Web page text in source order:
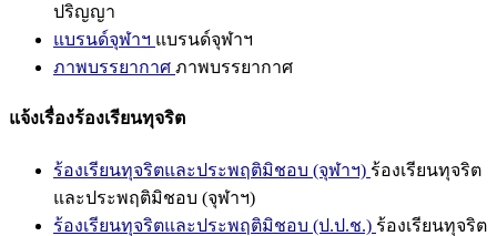
ปริญญา
แบรนด์จุฬาฯ แบรนด์จุฬาฯ
ภาพบรรยากาศ ภาพบรรยากาศ
แจ้งเรื่องร้องเรียนทุจริต
ร้องเรียนทุจริตและประพฤติมิชอบ (จุฬาฯ) ร้องเรียนทุจริต
และประพฤติมิชอบ (จุฬาฯ)
ร้องเรียนทุจริตและประพฤติมิชอบ (ป.ป.ช.) ร้องเรียนทุจริต